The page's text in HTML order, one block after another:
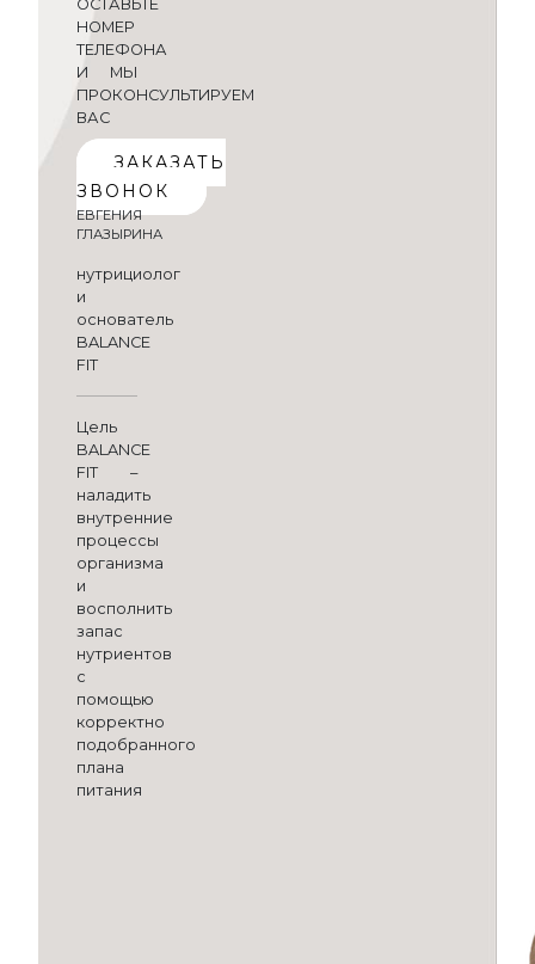
ОСТАВЬТЕ
НОМЕР
ТЕЛЕФОНА
И МЫ
ПРОКОНСУЛЬТИРУЕМ
ВАС
ЗАКАЗАТЬ
ЗВОНОК
ЕВГЕНИЯ
ГЛАЗЫРИНА
нутрициолог
и
основатель
BALANCE
FIT
Цель
BALANCE
FIT –
наладить
внутренние
процессы
организма
и
восполнить
запас
нутриентов
с
помощью
корректно
подобранного
плана
питания